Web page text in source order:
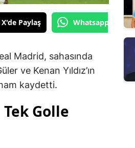
X'de Paylaş Whatsapp'tan
Madrid, sahasında
ve Kenan Yıldız’ın
kaydetti.
Golle